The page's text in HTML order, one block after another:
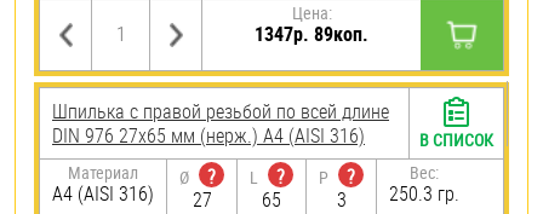
Цена:
1347р. 89коп.
Шпилька с правой резьбой по всей длине
DIN 976 27х65 мм (нерж.) A4 (AISI 316)
Материал
A4 (AISI 316)
Ø
?
27
L
?
65
P
?
3
Вес:
250.3 гр.
В СПИСОК